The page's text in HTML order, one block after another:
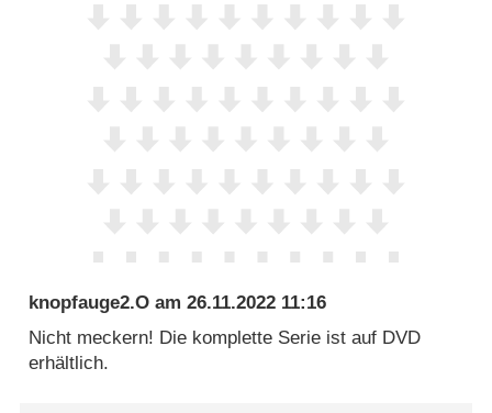
knopfauge2.O am26.11.2022 11:16
Nicht meckern! Die komplette Serie ist auf DVD
erhältlich.